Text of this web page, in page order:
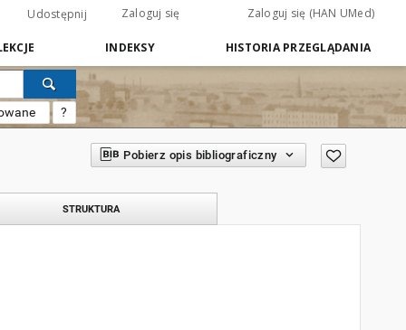
Udostępnij Zaloguj się Zaloguj się (HAN UMed)
INDEKSY HISTORIA PRZEGLĄDANIA
?
Pobierz opis bibliograficzny
STRUKTURA